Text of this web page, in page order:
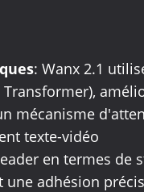
: Wanx 2.1
mécanisme
texte-vidéo
en termes de
adhésion